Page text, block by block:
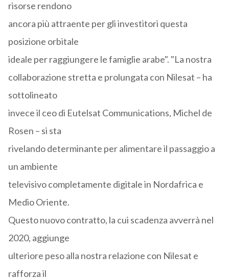
risorse rendono
ancora più attraente per gli investitori questa
posizione orbitale
ideale per raggiungere le famiglie arabe". "La nostra
collaborazione stretta e prolungata con Nilesat – ha
sottolineato
invece il ceo di Eutelsat Communications, Michel de
Rosen – si sta
rivelando determinante per alimentare il passaggio a
un ambiente
televisivo completamente digitale in Nordafrica e
Medio Oriente.
Questo nuovo contratto, la cui scadenza avverrà nel
2020, aggiunge
ulteriore peso alla nostra relazione con Nilesat e
rafforza il